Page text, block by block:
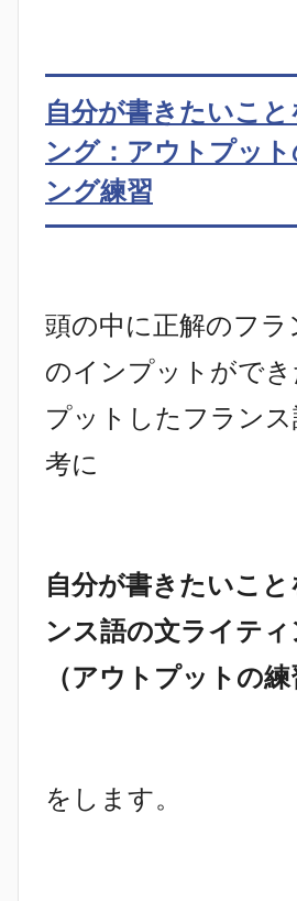
自分が書きたいこ
ング：アウトプッ
ング練習
頭の中に正解のフラ
のインプットがで
プットしたフラン
考に
自分が書きたいこと
ンス語の文ライテ
（アウトプットの練
をします。